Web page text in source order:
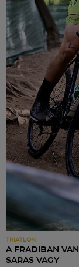
TRIATLON
A FRADIBAN
SARAS VAGY